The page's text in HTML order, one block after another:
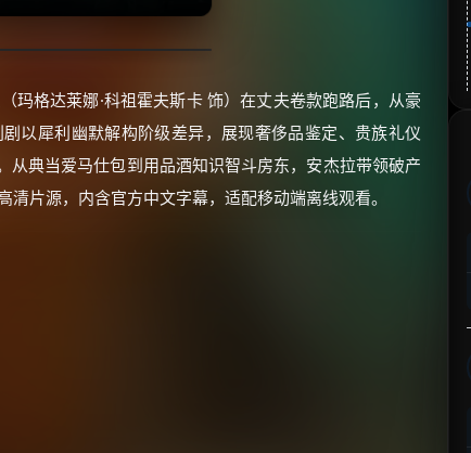
玛格达莱娜·科祖霍夫斯卡 饰）在丈夫卷款跑路后，从豪
以犀利幽默解构阶级差异，展现奢侈品鉴定、贵族礼仪
典当爱马仕包到用品酒知识智斗房东，安杰拉带领破产
片源，内含官方中文字幕，适配移动端离线观看。